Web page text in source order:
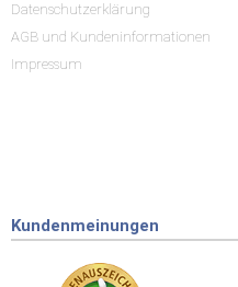
Datenschutzerklärung
AGB und Kundeninformationen
Impressum
Kundenmeinungen